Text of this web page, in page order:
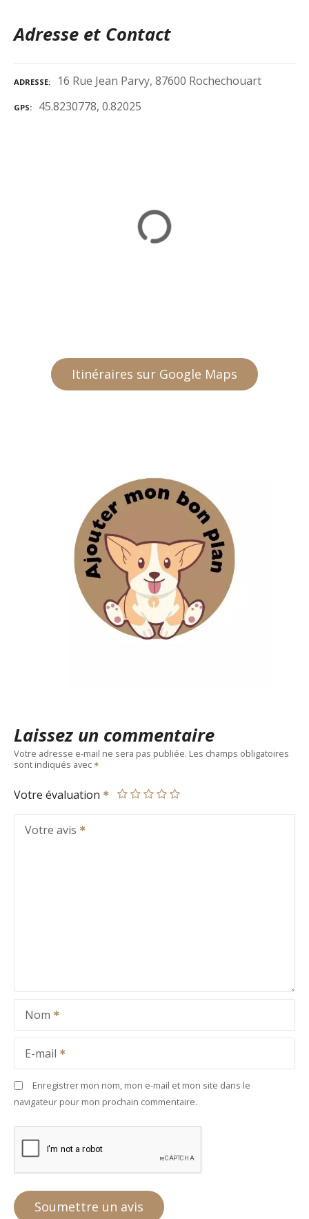
Adresse et Contact
ADRESSE 16 Rue Jean Parvy, 87600 Rochechouart
GPS 45.8230778, 0.82025
Itinéraires sur Google Maps
Laissez un commentaire
Votre adresse e-mail ne sera pas publiée. Les champs obligatoires
sont indiqués avec
Votre évaluation
Votre avis
Nom
E-mail
Enregistrer mon nom, mon e-mail et mon site dans le
navigateur pour mon prochain commentaire.